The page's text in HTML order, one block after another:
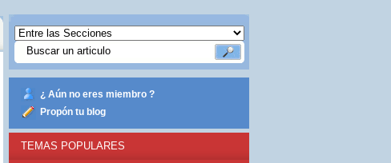
¿ Aún no eres miembro ?
Propón tu blog
TEMAS POPULARES